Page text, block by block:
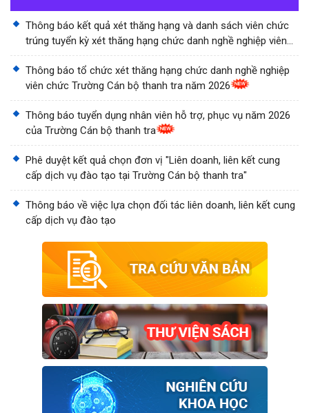
Thông báo kết quả xét thăng hạng và danh sách viên chức
trúng tuyển kỳ xét thăng hạng chức danh nghề nghiệp viên
chức Trường Cán bộ thanh tra năm 2026
Thông báo tổ chức xét thăng hạng chức danh nghề nghiệp
viên chức Trường Cán bộ thanh tra năm 2026
Thông báo tuyển dụng nhân viên hỗ trợ, phục vụ năm 2026
của Trường Cán bộ thanh tra
Phê duyệt kết quả chọn đơn vị "Liên doanh, liên kết cung
cấp dịch vụ đào tạo tại Trường Cán bộ thanh tra"
Thông báo về việc lựa chọn đối tác liên doanh, liên kết cung
cấp dịch vụ đào tạo